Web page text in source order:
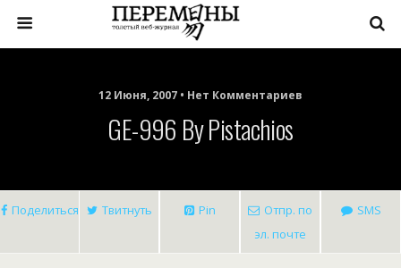
12 Июня, 2007 • Нет Комментариев
GE-996 By Pistachios
Поделиться Твитнуть Pin
Отпр. по
эл. почте
SMS